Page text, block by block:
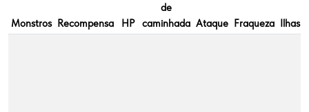
Monstros Recompensa HP
de
caminhada Ataque Fraqueza Ilhas